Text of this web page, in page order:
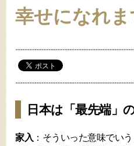
幸せになれま
日本は「最先端」
家入 ：そういった意味でい